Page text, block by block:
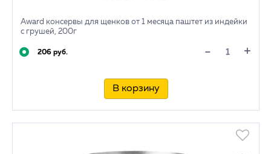
Award консервы для щенков от 1 месяца паштет из индейки
с грушей, 200г
206 руб. - +
В корзину